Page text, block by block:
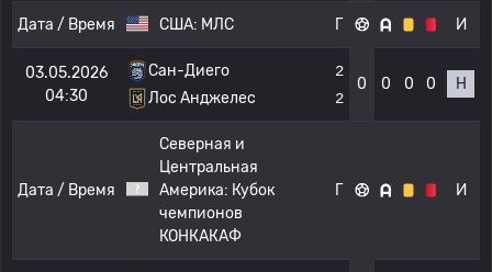
Дата / Время США: МЛС Г И
03.05.2026
04:30
Сан-Диего
Лос Анджелес
2
2
0 0 0 0 Н
Дата / Время
Северная и
Центральная
Америка: Кубок
чемпионов
КОНКАКАФ
Г И